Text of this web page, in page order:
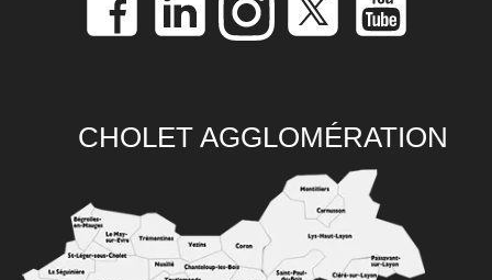
CHOLET AGGLOMÉRATION